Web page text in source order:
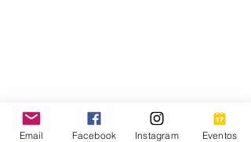
Email Facebook Instagram Eventos